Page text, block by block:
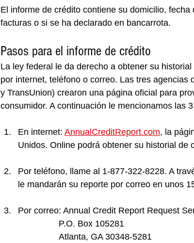
El informe de crédito contiene su domicilio,
facturas o si se ha declarado en bancarrota.
Pasos para el informe de crédito
La ley federal le da derecho a obtener su
por internet, teléfono o correo. Las tres agencias
y TransUnion) crearon una página oficial para
consumidor. A continuación le mencionamos las
En internet: AnnualCreditReport.com, la
Unidos. Online podrá obtener su historial de
Por teléfono, llame al 1-877-322-8228. A
le mandarán su reporte por correo en unos
Por correo: Annual Credit Report Request
			P.O. Box 105281
			Atlanta, GA 30348-5281